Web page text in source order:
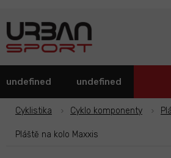
undefined undefined
Cyklistika Cyklo komponenty
Pláště na kolo Maxxis